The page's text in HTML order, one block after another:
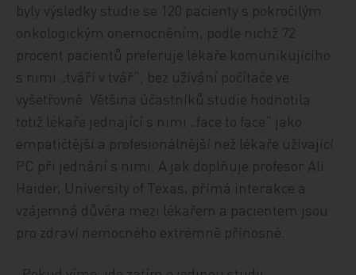
byly výsledky studie se 120 pacienty s pokročilým
onkologickým onemocněním, podle nichž 72
procent pacientů preferuje lékaře komunikujícího
s nimi „tváří v tvář“, bez užívání počítače ve
vyšetřovně. Většina účastníků studie hodnotila
totiž lékaře jednající s nimi „face to face“ jako
empatičtější a profesionálnější než lékaře užívající
PC při jednání s nimi. A jak doplňuje profesor Ali
Haider, University of Texas, přímá interakce a
vzájemná důvěra mezi lékařem a pacientem jsou
pro zdraví nemocného extrémně přínosné.